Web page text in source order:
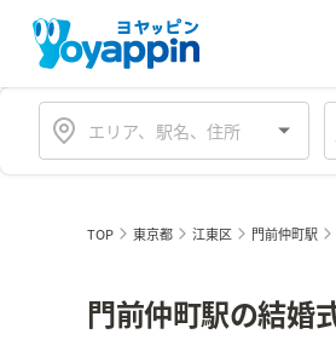
TOP 東京都 江東区 門前仲町駅
門前仲町駅の結婚